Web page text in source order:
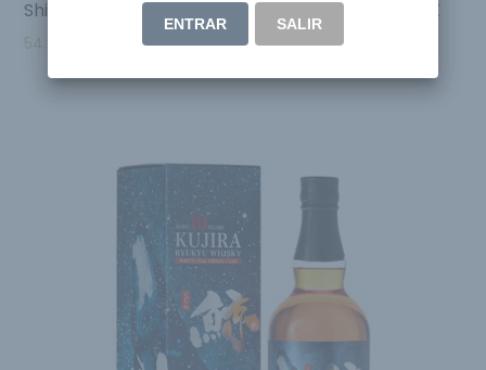
Shinobu Japanase Blended Whisky Mizunara OAK
54.95
ENTRAR SALIR